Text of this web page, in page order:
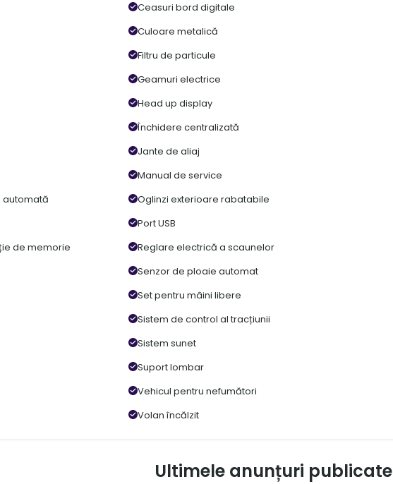
Ceasuri bord digitale
Culoare metalică
Filtru de particule
Geamuri electrice
Head up display
Închidere centralizată
Jante de aliaj
Manual de service
automată
Oglinzi exterioare rabatabile
Port USB
de memorie
Reglare electrică a scaunelor
Senzor de ploaie automat
Set pentru mâini libere
Sistem de control al tracțiunii
Sistem sunet
Suport lombar
Vehicul pentru nefumători
Volan încălzit
Ultimele anunțuri publicate